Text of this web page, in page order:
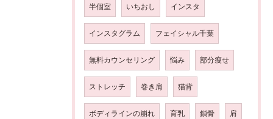
半個室 いちおし インスタ
インスタグラム フェイシャル千葉
無料カウンセリング 悩み 部分瘦せ
ストレッチ 巻き肩 猫背
ボディラインの崩れ 育乳 鎖骨 肩